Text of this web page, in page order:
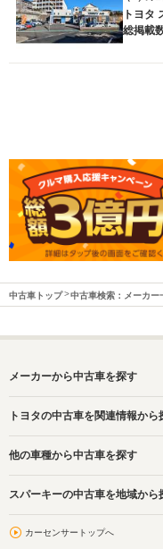
トヨタ
総掲載
中古車トップ 中古車検索：メーカー
メーカーから中古車を探す
トヨタの中古車を関連情報から
他の車種から中古車を探す
スパーキーの中古車を地域から
カーセンサートップへ